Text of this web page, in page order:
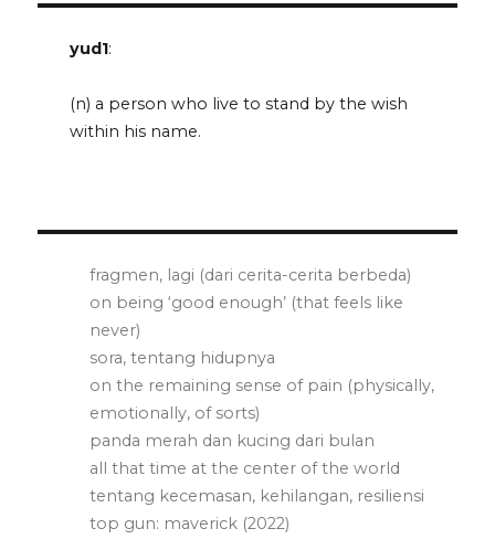
yud1:
(n) a person who live to stand by the wish
within his name.
fragmen, lagi (dari cerita-cerita berbeda)
on being ‘good enough’ (that feels like
never)
sora, tentang hidupnya
on the remaining sense of pain (physically,
emotionally, of sorts)
panda merah dan kucing dari bulan
all that time at the center of the world
tentang kecemasan, kehilangan, resiliensi
top gun: maverick (2022)